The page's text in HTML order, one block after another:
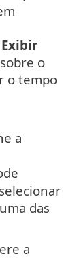
Exibir
o
o tempo
a
das
a